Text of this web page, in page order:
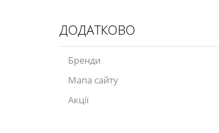
ДОДАТКОВО
Бренди
Мапа сайту
Акції